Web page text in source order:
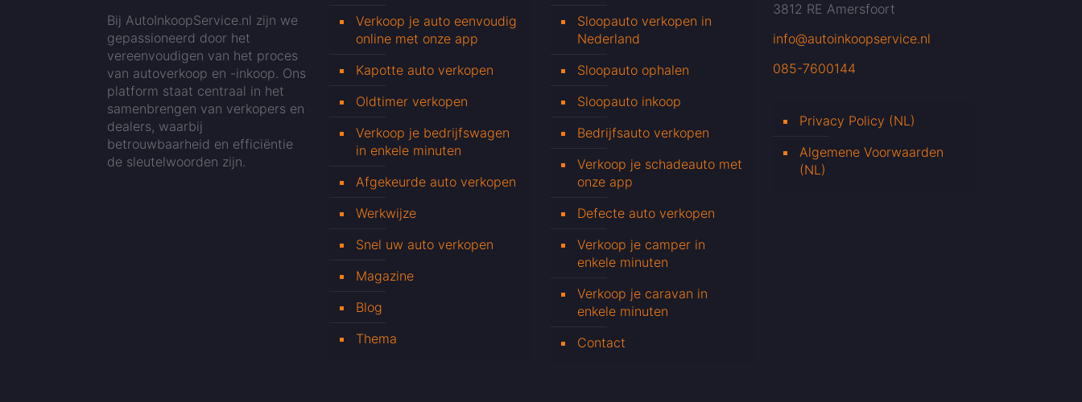
Bij AutoInkoopService.nl zijn we
gepassioneerd door het
vereenvoudigen van het proces
van autoverkoop en -inkoop. Ons
platform staat centraal in het
samenbrengen van verkopers en
dealers, waarbij
betrouwbaarheid en efficiëntie
de sleutelwoorden zijn.
Verkoop je auto eenvoudig
online met onze app
Kapotte auto verkopen
Oldtimer verkopen
Verkoop je bedrijfswagen
in enkele minuten
Afgekeurde auto verkopen
Werkwijze
Snel uw auto verkopen
Magazine
Blog
Thema
Sloopauto verkopen in
Nederland
Sloopauto ophalen
Sloopauto inkoop
Bedrijfsauto verkopen
Verkoop je schadeauto met
onze app
Defecte auto verkopen
Verkoop je camper in
enkele minuten
Verkoop je caravan in
enkele minuten
Contact
3812 RE Amersfoort
info@autoinkoopservice.nl
085-7600144
Privacy Policy (NL)
Algemene Voorwaarden
(NL)